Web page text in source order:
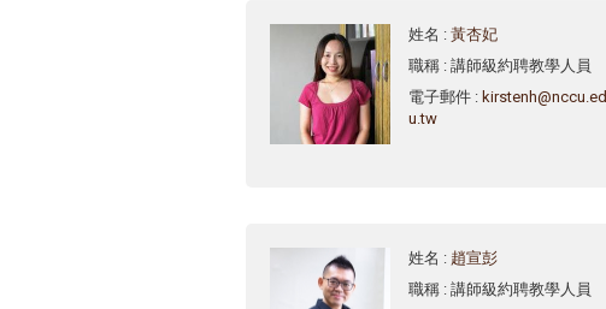
姓名 : 黃杏妃
職稱 : 講師級約聘教學人員
電子郵件 : kirstenh@nccu.ed
u.tw
姓名 : 趙宣彭
職稱 : 講師級約聘教學人員